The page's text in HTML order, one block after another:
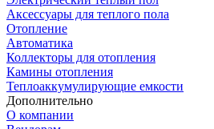
Аксессуары для теплого пола
Отопление
Автоматика
Коллекторы для отопления
Камины отопления
Теплоаккумулирующие емкости
Дополнительно
О компании